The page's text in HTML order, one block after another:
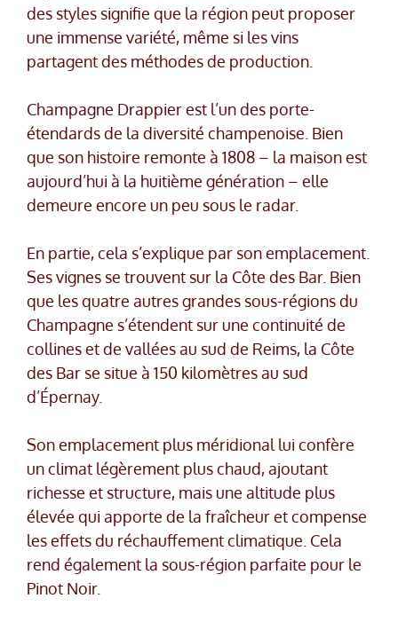
des styles signifie que la région peut proposer
une immense variété, même si les vins
partagent des méthodes de production.
Champagne Drappier est l’un des porte-
étendards de la diversité champenoise. Bien
que son histoire remonte à 1808 – la maison est
aujourd’hui à la huitième génération – elle
demeure encore un peu sous le radar.
En partie, cela s’explique par son emplacement.
Ses vignes se trouvent sur la Côte des Bar. Bien
que les quatre autres grandes sous-régions du
Champagne s’étendent sur une continuité de
collines et de vallées au sud de Reims, la Côte
des Bar se situe à 150 kilomètres au sud
d’Épernay.
Son emplacement plus méridional lui confère
un climat légèrement plus chaud, ajoutant
richesse et structure, mais une altitude plus
élevée qui apporte de la fraîcheur et compense
les effets du réchauffement climatique. Cela
rend également la sous-région parfaite pour le
Pinot Noir.